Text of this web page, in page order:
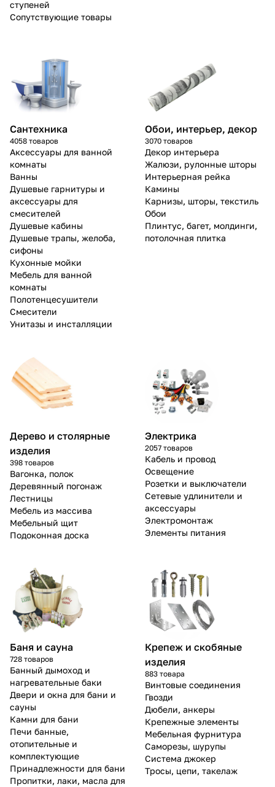
ступеней
Сопутствующие товары
Сантехника
4058 товаров
Аксессуары для ванной
комнаты
Ванны
Душевые гарнитуры и
аксессуары для
смесителей
Душевые кабины
Душевые трапы, желоба,
сифоны
Кухонные мойки
Мебель для ванной
комнаты
Полотенцесушители
Смесители
Унитазы и инсталляции
Обои, интерьер, декор
3070 товаров
Декор интерьера
Жалюзи, рулонные шторы
Интерьерная рейка
Камины
Карнизы, шторы, текстиль
Обои
Плинтус, багет, молдинги,
потолочная плитка
Дерево и столярные
изделия
398 товаров
Вагонка, полок
Деревянный погонаж
Лестницы
Мебель из массива
Мебельный щит
Подоконная доска
Электрика
2057 товаров
Кабель и провод
Освещение
Розетки и выключатели
Сетевые удлинители и
аксессуары
Электромонтаж
Элементы питания
Баня и сауна
728 товаров
Банный дымоход и
нагревательные баки
Двери и окна для бани и
сауны
Камни для бани
Печи банные,
отопительные и
комплектующие
Принадлежности для бани
Пропитки, лаки, масла для
Крепеж и скобяные
изделия
883 товара
Винтовые соединения
Гвозди
Дюбели, анкеры
Крепежные элементы
Мебельная фурнитура
Саморезы, шурупы
Система джокер
Тросы, цепи, такелаж